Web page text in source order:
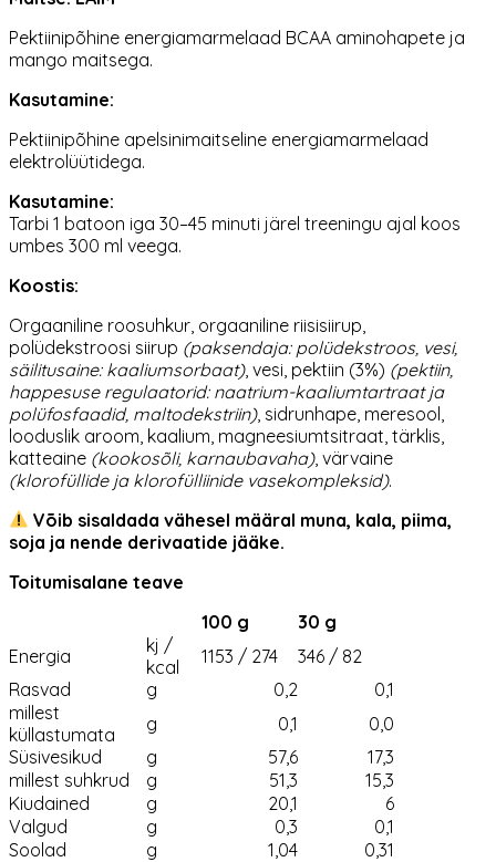
Pektiinipõhine energiamarmelaad BCAA aminohapete ja
mango maitsega.
Kasutamine:
Pektiinipõhine apelsinimaitseline energiamarmelaad
elektrolüütidega.
Kasutamine:
Tarbi 1 batoon iga 30–45 minuti järel treeningu ajal koos
umbes 300 ml veega.
Koostis:
Orgaaniline roosuhkur, orgaaniline riisisiirup,
polüdekstroosi siirup (paksendaja: polüdekstroos, vesi,
säilitusaine: kaaliumsorbaat), vesi, pektiin (3%) (pektiin,
happesuse regulaatorid: naatrium-kaaliumtartraat ja
polüfosfaadid, maltodekstriin), sidrunhape, meresool,
looduslik aroom, kaalium, magneesiumtsitraat, tärklis,
katteaine (kookosõli, karnaubavaha), värvaine
(klorofüllide ja klorofülliinide vasekompleksid).
Võib sisaldada vähesel määral muna, kala, piima,
soja ja nende derivaatide jääke.
Toitumisalane teave
100 g
30 g
Energia
kj /
kcal
1153 / 274
346 / 82
Rasvad
g 0,2
0,1
millest
küllastumata
g 0,1
0,0
Süsivesikud
g 57,6
17,3
millest suhkrud
g 51,3
15,3
Kiudained
g 20,1
6
Valgud
g 0,3
0,1
Soolad
g 1,04 0,31